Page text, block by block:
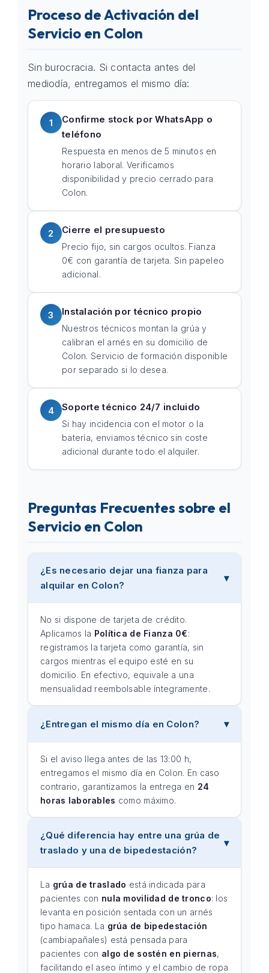
Proceso de Activación del
Servicio en Colon
Sin burocracia. Si contacta antes del
mediodía, entregamos el mismo día:
1
Confirme stock por WhatsApp o
teléfono
Respuesta en menos de 5 minutos en
horario laboral. Verificamos
disponibilidad y precio cerrado para
Colon.
2 Cierre el presupuesto
Precio fijo, sin cargos ocultos. Fianza
0€ con garantía de tarjeta. Sin papeleo
adicional.
3 Instalación por técnico propio
Nuestros técnicos montan la grúa y
calibran el arnés en su domicilio de
Colon. Servicio de formación disponible
por separado si lo desea.
4 Soporte técnico 24/7 incluido
Si hay incidencia con el motor o la
batería, enviamos técnico sin coste
adicional durante todo el alquiler.
Preguntas Frecuentes sobre el
Servicio en Colon
¿Es necesario dejar una fianza para
alquilar en Colon?
No si dispone de tarjeta de crédito.
Aplicamos la Política de Fianza 0€:
registramos la tarjeta como garantía, sin
cargos mientras el equipo esté en su
domicilio. En efectivo, equivale a una
mensualidad reembolsable íntegramente.
¿Entregan el mismo día en Colon?
Si el aviso llega antes de las 13:00 h,
entregamos el mismo día en Colon. En caso
contrario, garantizamos la entrega en 24
horas laborables como máximo.
¿Qué diferencia hay entre una grúa de
traslado y una de bipedestación?
La grúa de traslado está indicada para
pacientes con nula movilidad de tronco: los
levanta en posición sentada con un arnés
tipo hamaca. La grúa de bipedestación
(cambiapañales) está pensada para
pacientes con algo de sostén en piernas,
facilitando el aseo íntimo y el cambio de ropa